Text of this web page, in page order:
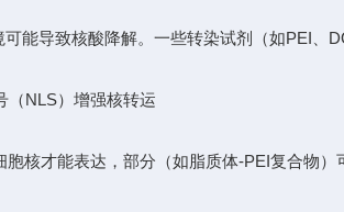
导致核酸降解。一些转染试剂（如PEI、
NLS）增强核转运
才能表达，部分（如脂质体-PEI复合物）